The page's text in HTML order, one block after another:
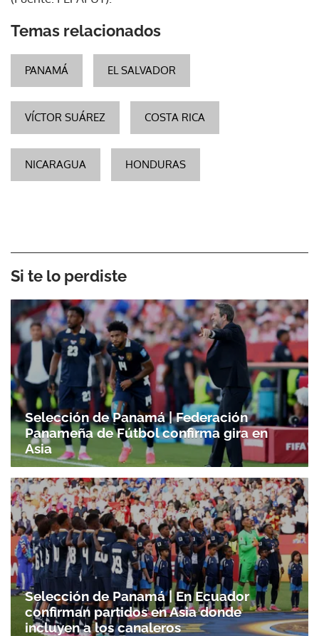
Temas relacionados
PANAMÁ EL SALVADOR
VÍCTOR SUÁREZ COSTA RICA
NICARAGUA HONDURAS
Si te lo perdiste
Selección de Panamá | Federación
Panameña de Fútbol confirma gira en
Asia
Selección de Panamá | En Ecuador
confirman partidos en Asia donde
incluyen a los canaleros